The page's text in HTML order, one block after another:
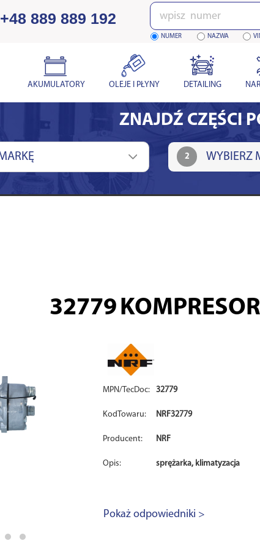
+48 889 889 192 Wpisz
numer
NUMER NAZWA
AKUMULATORY OLEJE I PŁYNY DETAILING
ZNAJDŹ CZĘŚCI
2
32779
MPN/TecDoc: 32779
KodTowaru: NRF32779
Producent: NRF
Opis: sprężarka, klimatyzacja
Pokaż odpowiedniki >